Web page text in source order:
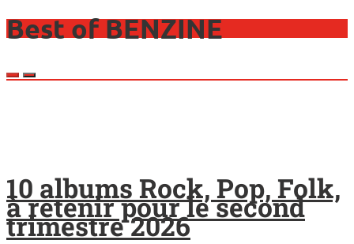
Best of BENZINE
10 albums Rock, Pop, Folk,
à retenir pour le second
trimestre 2026